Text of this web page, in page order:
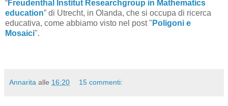
“Freudenthal Institut Researchgroup in Mathematics
education” di Utrecht, in Olanda, che si occupa di ricerca
educativa, come abbiamo visto nel post " Poligoni e
Mosaici".
Annarita alle 16:20 15 commenti: